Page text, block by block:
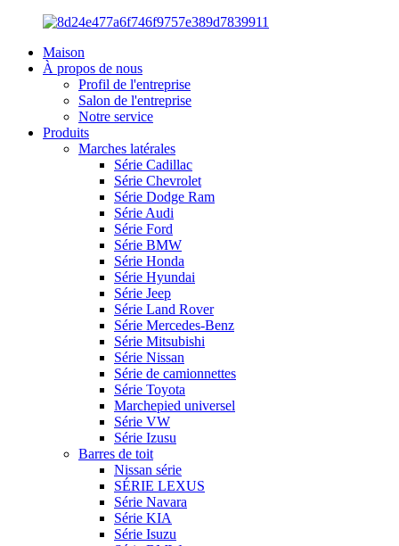
Maison
À propos de nous
Profil de l'entreprise
Salon de l'entreprise
Notre service
Produits
Marches latérales
Série Cadillac
Série Chevrolet
Série Dodge Ram
Série Audi
Série Ford
Série BMW
Série Honda
Série Hyundai
Série Jeep
Série Land Rover
Série Mercedes-Benz
Série Mitsubishi
Série Nissan
Série de camionnettes
Série Toyota
Marchepied universel
Série VW
Série Izusu
Barres de toit
Nissan série
SÉRIE LEXUS
Série Navara
Série KIA
Série Isuzu